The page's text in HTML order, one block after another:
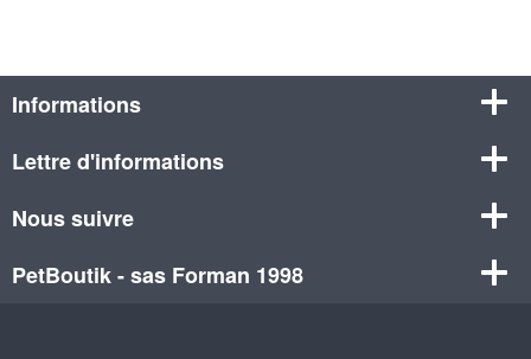
Informations
Lettre d'informations
Nous suivre
PetBoutik - sas Forman 1998